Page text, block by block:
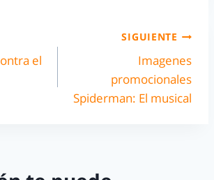
el
SIGUIENTE
Imagenes
promocionales
Spiderman: El musical